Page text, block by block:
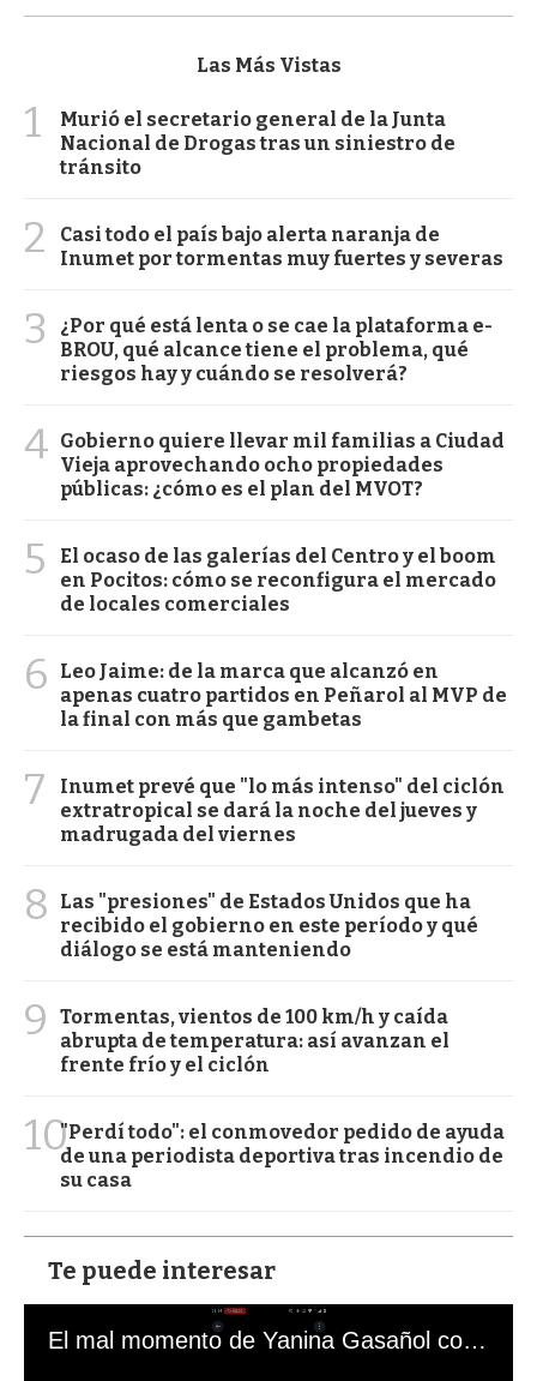
Las Más Vistas
1
Murió el secretario general de la Junta
Nacional de Drogas tras un siniestro de
tránsito
2
Casi todo el país bajo alerta naranja de
Inumet por tormentas muy fuertes y severas
3
¿Por qué está lenta o se cae la plataforma e-
BROU, qué alcance tiene el problema, qué
riesgos hay y cuándo se resolverá?
4 Gobierno quiere llevar mil familias a Ciudad
Vieja aprovechando ocho propiedades
públicas: ¿cómo es el plan del MVOT?
5
El ocaso de las galerías del Centro y el boom
en Pocitos: cómo se reconfigura el mercado
de locales comerciales
6
Leo Jaime: de la marca que alcanzó en
apenas cuatro partidos en Peñarol al MVP de
la final con más que gambetas
7
Inumet prevé que "lo más intenso" del ciclón
extratropical se dará la noche del jueves y
madrugada del viernes
8
Las "presiones" de Estados Unidos que ha
recibido el gobierno en este período y qué
diálogo se está manteniendo
9
Tormentas, vientos de 100 km/h y caída
abrupta de temperatura: así avanzan el
frente frío y el ciclón
10"Perdí todo": el conmovedor pedido de ayuda
de una periodista deportiva tras incendio de
su casa
Te puede interesar
El mal momento de Yanina Gasañol con un hincha argentino en "Subrayado"